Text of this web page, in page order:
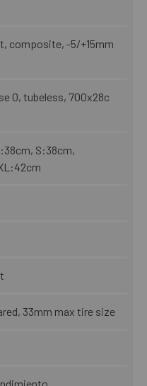
composite, -5/+15mm
0, tubeless, 700x28c
S:38cm,
33mm max tire size